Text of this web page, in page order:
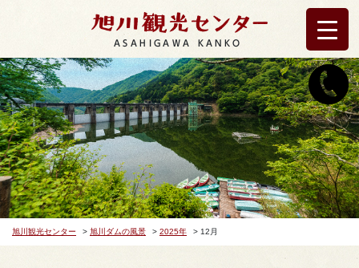
ASAHIGAWA KANKO
旭川観光センター > 旭川ダムの風景 > 2025年 > 12月